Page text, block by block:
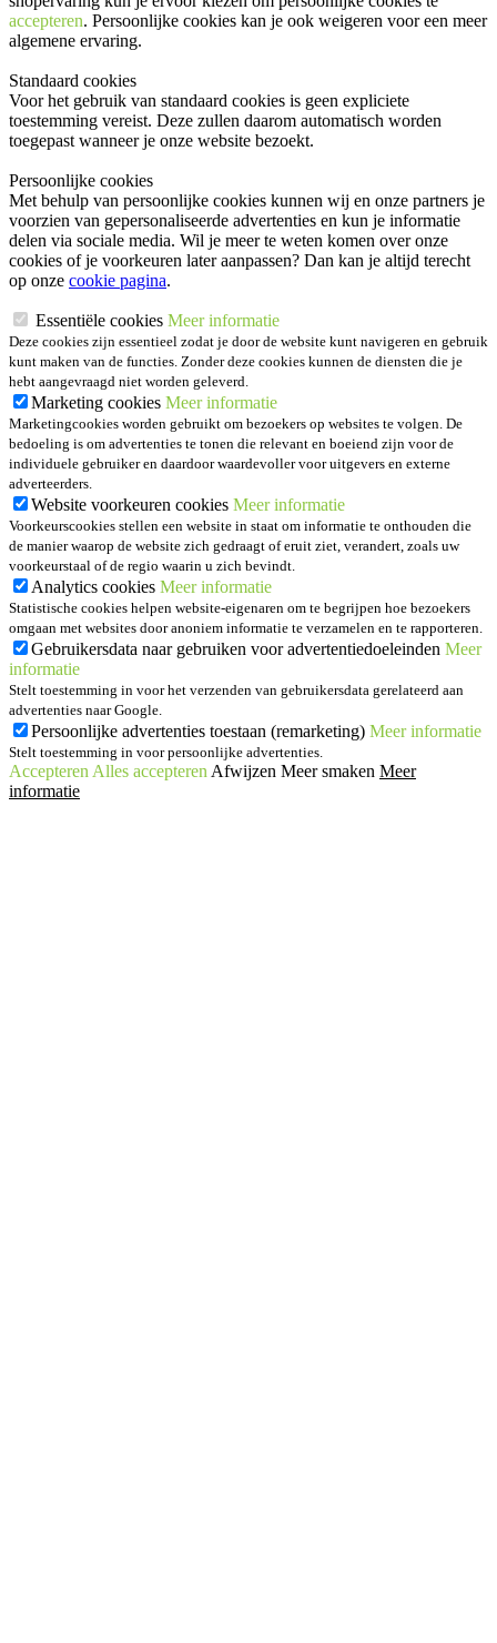
accepteren. Persoonlijke cookies kan je ook weigeren voor een meer
algemene ervaring.
Standaard cookies
Voor het gebruik van standaard cookies is geen expliciete
toestemming vereist. Deze zullen daarom automatisch worden
toegepast wanneer je onze website bezoekt.
Persoonlijke cookies
Met behulp van persoonlijke cookies kunnen wij en onze partners je
voorzien van gepersonaliseerde advertenties en kun je informatie
delen via sociale media. Wil je meer te weten komen over onze
cookies of je voorkeuren later aanpassen? Dan kan je altijd terecht
op onze cookie pagina.
Essentiële cookies Meer informatie
Deze cookies zijn essentieel zodat je door de website kunt navigeren en gebruik
kunt maken van de functies. Zonder deze cookies kunnen de diensten die je
hebt aangevraagd niet worden geleverd.
Marketing cookies Meer informatie
Marketingcookies worden gebruikt om bezoekers op websites te volgen. De
bedoeling is om advertenties te tonen die relevant en boeiend zijn voor de
individuele gebruiker en daardoor waardevoller voor uitgevers en externe
adverteerders.
Website voorkeuren cookies Meer informatie
Voorkeurscookies stellen een website in staat om informatie te onthouden die
de manier waarop de website zich gedraagt of eruit ziet, verandert, zoals uw
voorkeurstaal of de regio waarin u zich bevindt.
Analytics cookies Meer informatie
Statistische cookies helpen website-eigenaren om te begrijpen hoe bezoekers
omgaan met websites door anoniem informatie te verzamelen en te rapporteren.
Gebruikersdata naar gebruiken voor advertentiedoeleinden Meer
informatie
Stelt toestemming in voor het verzenden van gebruikersdata gerelateerd aan
advertenties naar Google.
Persoonlijke advertenties toestaan (remarketing) Meer informatie
Stelt toestemming in voor persoonlijke advertenties.
Accepteren Alles accepteren Afwijzen Meer smaken Meer
informatie